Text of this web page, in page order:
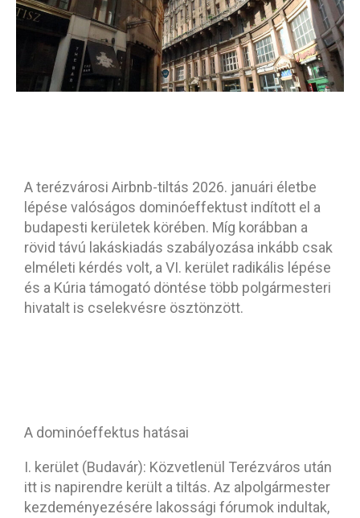
A terézvárosi Airbnb-tiltás 2026. januári életbe
lépése valóságos dominóeffektust indított el a
budapesti kerületek körében. Míg korábban a
rövid távú lakáskiadás szabályozása inkább csak
elméleti kérdés volt, a VI. kerület radikális lépése
és a Kúria támogató döntése több polgármesteri
hivatalt is cselekvésre ösztönzött.
A dominóeffektus hatásai
I. kerület (Budavár): Közvetlenül Terézváros után
itt is napirendre került a tiltás. Az alpolgármester
kezdeményezésére lakossági fórumok indultak,